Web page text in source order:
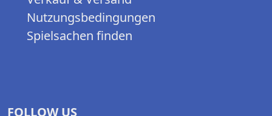
Nutzungsbedingungen
Spielsachen finden
FOLLOW US